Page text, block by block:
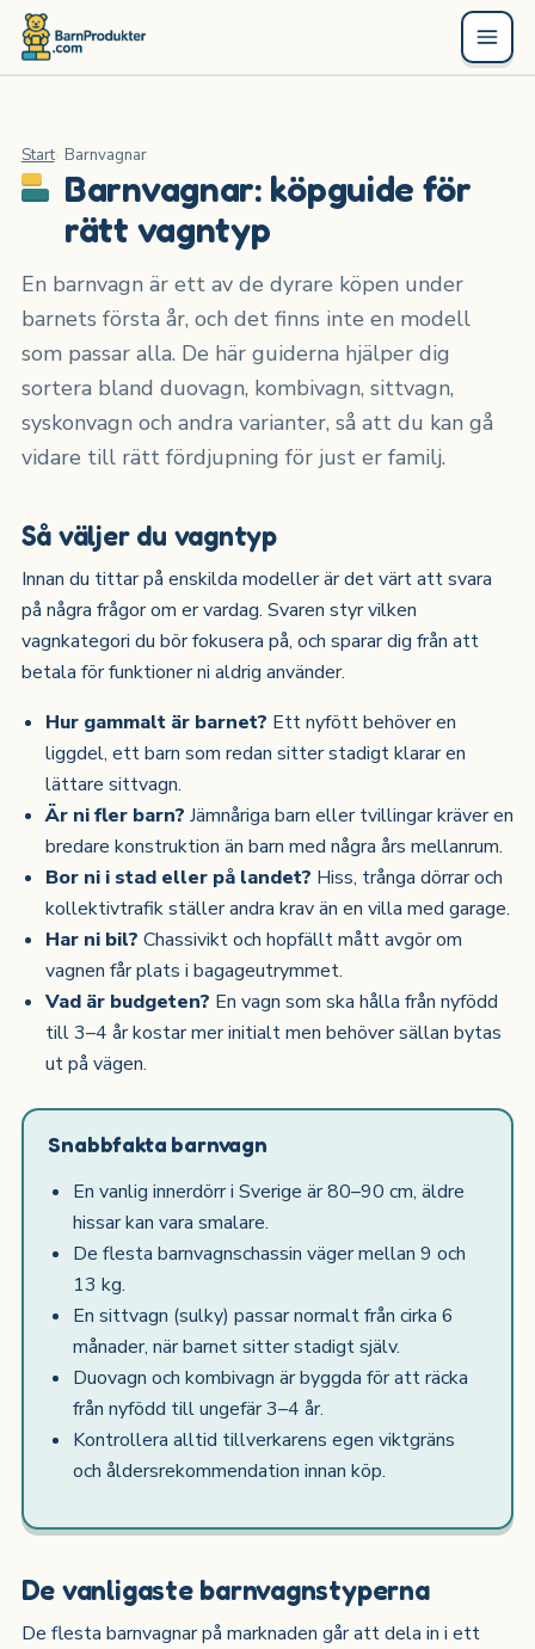
Start Barnvagnar
Barnvagnar: köpguide för
rätt vagntyp
En barnvagn är ett av de dyrare köpen under
barnets första år, och det finns inte en modell
som passar alla. De här guiderna hjälper dig
sortera bland duovagn, kombivagn, sittvagn,
syskonvagn och andra varianter, så att du kan gå
vidare till rätt fördjupning för just er familj.
Så väljer du vagntyp
Innan du tittar på enskilda modeller är det värt att svara
på några frågor om er vardag. Svaren styr vilken
vagnkategori du bör fokusera på, och sparar dig från att
betala för funktioner ni aldrig använder.
Hur gammalt är barnet? Ett nyfött behöver en
liggdel, ett barn som redan sitter stadigt klarar en
lättare sittvagn.
Är ni fler barn? Jämnåriga barn eller tvillingar kräver en
bredare konstruktion än barn med några års mellanrum.
Bor ni i stad eller på landet? Hiss, trånga dörrar och
kollektivtrafik ställer andra krav än en villa med garage.
Har ni bil? Chassivikt och hopfällt mått avgör om
vagnen får plats i bagageutrymmet.
Vad är budgeten? En vagn som ska hålla från nyfödd
till 3–4 år kostar mer initialt men behöver sällan bytas
ut på vägen.
Snabbfakta barnvagn
En vanlig innerdörr i Sverige är 80–90 cm, äldre
hissar kan vara smalare.
De flesta barnvagnschassin väger mellan 9 och
13 kg.
En sittvagn (sulky) passar normalt från cirka 6
månader, när barnet sitter stadigt själv.
Duovagn och kombivagn är byggda för att räcka
från nyfödd till ungefär 3–4 år.
Kontrollera alltid tillverkarens egen viktgräns
och åldersrekommendation innan köp.
De vanligaste barnvagnstyperna
De flesta barnvagnar på marknaden går att dela in i ett